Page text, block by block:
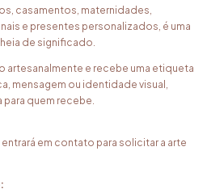
casamentos, maternidades,
e presentes personalizados, é uma
de significado.
artesanalmente e recebe uma etiqueta
mensagem ou identidade visual,
para quem recebe.
em contato para solicitar a arte